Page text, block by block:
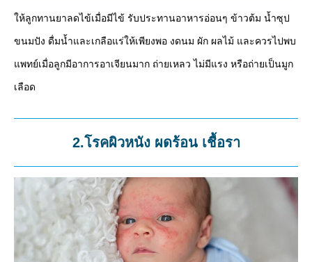
ให้ลูกทานยาลดไข้เมื่อมีไข้ รับประทานอาหารอ่อนๆ ข้าวต้ม น้ำซุป
ขนมปัง ดื่มน้ำและเกลือแร่ให้เพียงพอ งดนม ผัก ผลไม้ และควรไปพบ
แพทย์เมื่อลูกมีอาการอาเจียนมาก ถ่ายเหลว ไม่มีแรง หรือถ่ายเป็นมูก
เลือด
2.โรคผิวหนัง ผดร้อน เชื้อรา